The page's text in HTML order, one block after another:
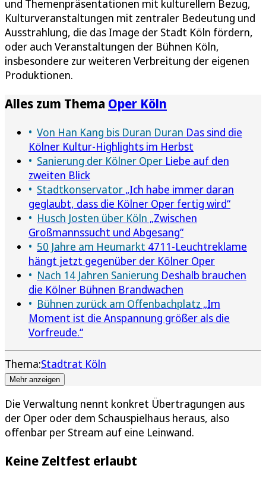
und Themenpräsentationen mit kulturellem Bezug,
Kulturveranstaltungen mit zentraler Bedeutung und
Ausstrahlung, die das Image der Stadt Köln fördern,
oder auch Veranstaltungen der Bühnen Köln,
insbesondere zur weiteren Verbreitung der eigenen
Produktionen.
Alles zum Thema Oper Köln
Von Han Kang bis Duran Duran Das sind die
Kölner Kultur-Highlights im Herbst
Sanierung der Kölner Oper Liebe auf den
zweiten Blick
Stadtkonservator „Ich habe immer daran
geglaubt, dass die Kölner Oper fertig wird“
Husch Josten über Köln „Zwischen
Großmannssucht und Abgesang“
50 Jahre am Heumarkt 4711-Leuchtreklame
hängt jetzt gegenüber der Kölner Oper
Nach 14 Jahren Sanierung Deshalb brauchen
die Kölner Bühnen Brandwachen
Bühnen zurück am Offenbachplatz „Im
Moment ist die Anspannung größer als die
Vorfreude.“
Thema:Stadtrat Köln
Mehr anzeigen
Die Verwaltung nennt konkret Übertragungen aus
der Oper oder dem Schauspielhaus heraus, also
offenbar per Stream auf eine Leinwand.
Keine Zeltfest erlaubt